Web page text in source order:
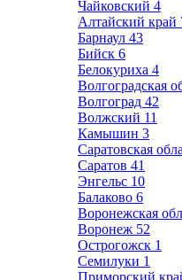
Чайковский 4
Алтайский край
Барнаул 43
Бийск 6
Белокуриха 4
Волгоградская
Волгоград 42
Волжский 11
Камышин 3
Саратовская
Саратов 41
Энгельс 10
Балаково 6
Воронежская
Воронеж 52
Острогожск 1
Семилуки 1
Приморский